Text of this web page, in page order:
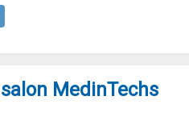
MedinTechs